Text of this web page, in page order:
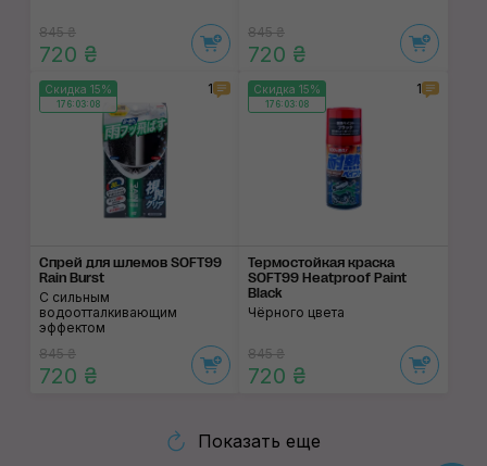
845 ₴
720 ₴
845 ₴
720 ₴
Скидка 15%
176:03:07
1
Спрей для шлемов SOFT99
Rain Burst
С сильным
водоотталкивающим
эффектом
845 ₴
720 ₴
Скидка 15%
176:03:07
1
Термостойкая краска
SOFT99 Heatproof Paint
Black
Чёрного цвета
845 ₴
720 ₴
Показать еще